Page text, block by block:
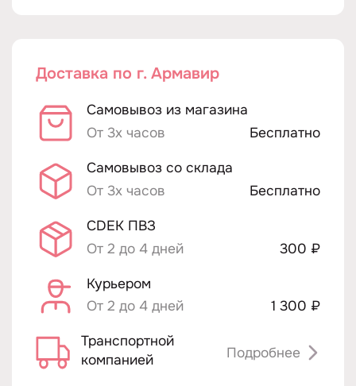
Доставка по г. Армавир
Самовывоз из магазина
От 3х часов
Бесплатно
Самовывоз со склада
От 3х часов
Бесплатно
CDEK ПВЗ
От 2 до 4 дней
300 ₽
Курьером
От 2 до 4 дней
1 300 ₽
Транспортной
компанией
Подробнее